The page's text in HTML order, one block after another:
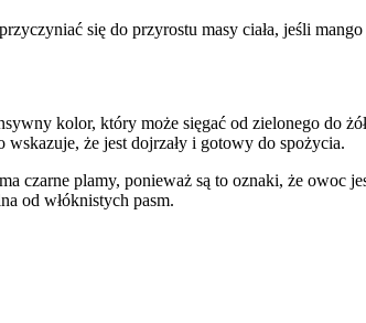
się do przyrostu masy ciała, jeśli
kolor, który może sięgać od zielonego do
że jest dojrzały i gotowy do spożycia.
czarne plamy, ponieważ są to oznaki, że owoc
od włóknistych pasm.